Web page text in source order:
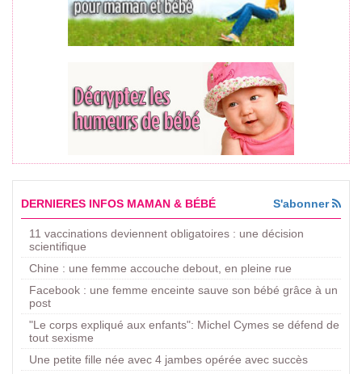
DERNIERES INFOS MAMAN & BÉBÉ S'abonner
11 vaccinations deviennent obligatoires : une décision
scientifique
Chine : une femme accouche debout, en pleine rue
Facebook : une femme enceinte sauve son bébé grâce à un
post
"Le corps expliqué aux enfants": Michel Cymes se défend de
tout sexisme
Une petite fille née avec 4 jambes opérée avec succès